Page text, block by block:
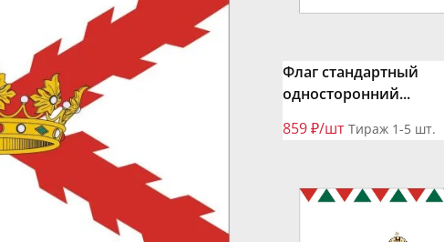
Флаг стандартный
односторонний...
859 ₽/шт Тираж 1-5 шт.